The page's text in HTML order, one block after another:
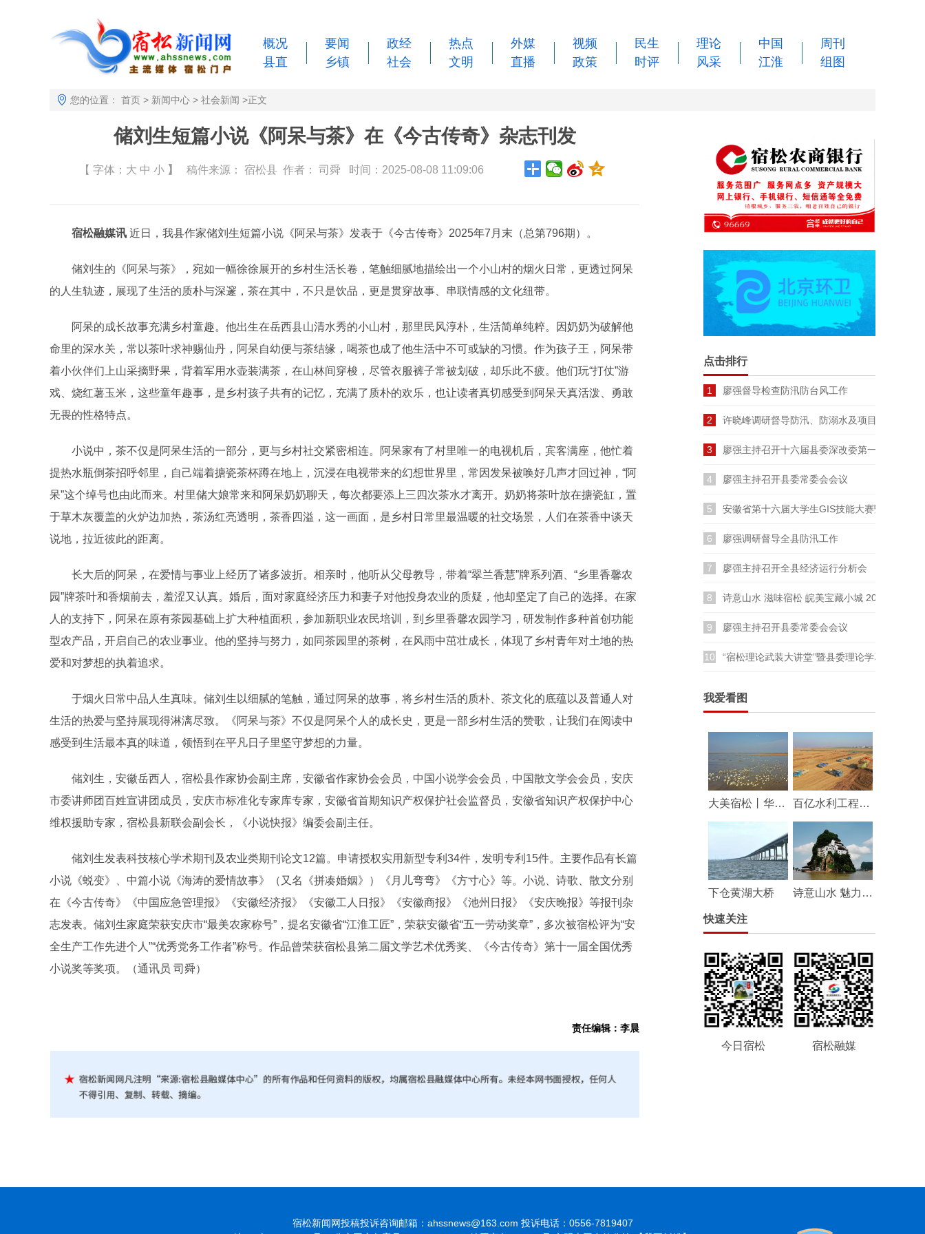
概况
县直
要闻
乡镇
政经
社会
热点
文明
外媒
直播
视频
政策
民生
时评
理论
风采
中国
江淮
周刊
组图
您的位置： 首页 > 新闻中心 > 社会新闻 >正文
储刘生短篇小说《阿呆与茶》在《今古传奇》杂志刊发
【 字体： 大 中 小】 稿件来源： 宿松县 作者： 司舜 时间：2025-08-08 11:09:06
宿松融媒讯 近日，我县作家储刘生短篇小说《阿呆与茶》发表于《今古传奇》2025年7月末（总第796期）。
储刘生的《阿呆与茶》，宛如一幅徐徐展开的乡村生活长卷，笔触细腻地描绘出一个小山村的烟火日常，更透过阿呆
的人生轨迹，展现了生活的质朴与深邃，茶在其中，不只是饮品，更是贯穿故事、串联情感的文化纽带。
阿呆的成长故事充满乡村童趣。他出生在岳西县山清水秀的小山村，那里民风淳朴，生活简单纯粹。因奶奶为破解他
命里的深水关，常以茶叶求神赐仙丹，阿呆自幼便与茶结缘，喝茶也成了他生活中不可或缺的习惯。作为孩子王，阿呆带
着小伙伴们上山采摘野果，背着军用水壶装满茶，在山林间穿梭，尽管衣服裤子常被划破，却乐此不疲。他们玩“打仗”游
戏、烧红薯玉米，这些童年趣事，是乡村孩子共有的记忆，充满了质朴的欢乐，也让读者真切感受到阿呆天真活泼、勇敢
无畏的性格特点。
小说中，茶不仅是阿呆生活的一部分，更与乡村社交紧密相连。阿呆家有了村里唯一的电视机后，宾客满座，他忙着
提热水瓶倒茶招呼邻里，自己端着搪瓷茶杯蹲在地上，沉浸在电视带来的幻想世界里，常因发呆被唤好几声才回过神，“阿
呆”这个绰号也由此而来。村里储大娘常来和阿呆奶奶聊天，每次都要添上三四次茶水才离开。奶奶将茶叶放在搪瓷缸，置
于草木灰覆盖的火炉边加热，茶汤红亮透明，茶香四溢，这一画面，是乡村日常里最温暖的社交场景，人们在茶香中谈天
说地，拉近彼此的距离。
长大后的阿呆，在爱情与事业上经历了诸多波折。相亲时，他听从父母教导，带着“翠兰香慧”牌系列酒、“乡里香馨农
园”牌茶叶和香烟前去，羞涩又认真。婚后，面对家庭经济压力和妻子对他投身农业的质疑，他却坚定了自己的选择。在家
人的支持下，阿呆在原有茶园基础上扩大种植面积，参加新职业农民培训，到乡里香馨农园学习，研发制作多种首创功能
型农产品，开启自己的农业事业。他的坚持与努力，如同茶园里的茶树，在风雨中茁壮成长，体现了乡村青年对土地的热
爱和对梦想的执着追求。
于烟火日常中品人生真味。储刘生以细腻的笔触，通过阿呆的故事，将乡村生活的质朴、茶文化的底蕴以及普通人对
生活的热爱与坚持展现得淋漓尽致。《阿呆与茶》不仅是阿呆个人的成长史，更是一部乡村生活的赞歌，让我们在阅读中
感受到生活最本真的味道，领悟到在平凡日子里坚守梦想的力量。
储刘生，安徽岳西人，宿松县作家协会副主席，安徽省作家协会会员，中国小说学会会员，中国散文学会会员，安庆
市委讲师团百姓宣讲团成员，安庆市标准化专家库专家，安徽省首期知识产权保护社会监督员，安徽省知识产权保护中心
维权援助专家，宿松县新联会副会长，《小说快报》编委会副主任。
储刘生发表科技核心学术期刊及农业类期刊论文12篇。申请授权实用新型专利34件，发明专利15件。主要作品有长篇
小说《蜕变》、中篇小说《海涛的爱情故事》（又名《拼凑婚姻》）《月儿弯弯》《方寸心》等。小说、诗歌、散文分别
在《今古传奇》《中国应急管理报》《安徽经济报》《安徽工人日报》《安徽商报》《池州日报》《安庆晚报》等报刊杂
志发表。储刘生家庭荣获安庆市“最美农家称号”，提名安徽省“江淮工匠”，荣获安徽省“五一劳动奖章”，多次被宿松评为“安
全生产工作先进个人”“优秀党务工作者”称号。作品曾荣获宿松县第二届文学艺术优秀奖、《今古传奇》第十一届全国优秀
小说奖等奖项。（通讯员 司舜）
责任编辑：李晨
点击排行
1 廖强督导检查防汛防台风工作
2 许晓峰调研督导防汛、防溺水及项目建设工作
3 廖强主持召开十六届县委深改委第一次会议
4 廖强主持召开县委常委会会议
5 安徽省第十六届大学生GIS技能大赛暨长三角
6 廖强调研督导全县防汛工作
7 廖强主持召开全县经济运行分析会
8 诗意山水 滋味宿松 皖美宝藏小城 2026云裳宿
9 廖强主持召开县委常委会会议
10 “宿松理论武装大讲堂”暨县委理论学习中心组
我爱看图
大美宿松丨华阳河湖群湿地成鸟类乐园 百亿水利工程——华阳河蓄滞洪区工程建设持续推进
下仓黄湖大桥 诗意山水 魅力宿松
快速关注
今日宿松 宿松融媒
宿松新闻网投稿投诉咨询邮箱：ahssnews@163.com 投诉电话：0556-7819407